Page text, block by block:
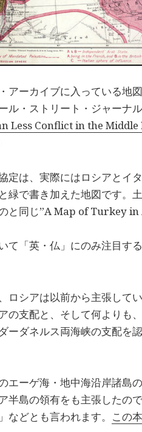
アーカイブに入っている地
ル・ストリート・ジャーナ
Less Conflict in the Middle
定は、実際にはロシアとイ
緑で書き加えた地図です。
と同じ”A Map of Turkey in
て「英・仏」にのみ注目す
ロシアは以前から主張して
の支配と、そして何よりも
ーダネルス両海峡の支配を
エーゲ海・地中海沿岸諸島
半島の領有をも主張したの
などとも言われます。 この